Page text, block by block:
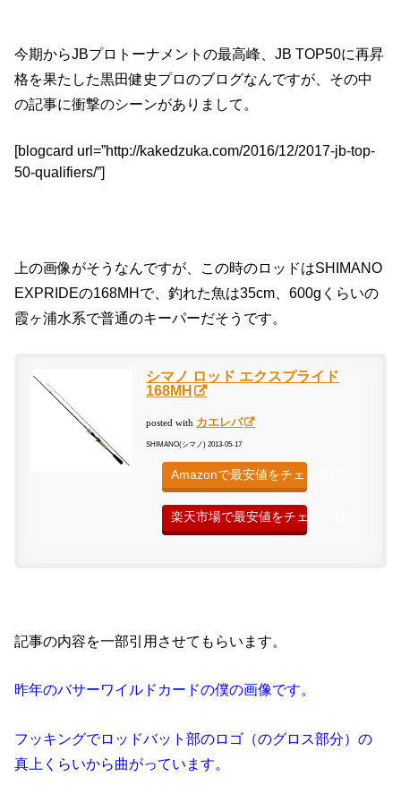
今期からJBプロトーナメントの最高峰、JB TOP50に再昇
格を果たした黒田健史プロのブログなんですが、その中
の記事に衝撃のシーンがありまして。
[blogcard url=”http://kakedzuka.com/2016/12/2017-jb-top-
50-qualifiers/”]
上の画像がそうなんですが、この時のロッドはSHIMANO
EXPRIDEの168MHで、釣れた魚は35cm、600gくらいの
霞ヶ浦水系で普通のキーパーだそうです。
シマノ ロッド エクスプライド
168MH
posted with カエレバ
SHIMANO(シマノ) 2013-05-17
Amazonで最安値をチェック
楽天市場で最安値をチェック
記事の内容を一部引用させてもらいます。
昨年のバサーワイルドカードの僕の画像です。
フッキングでロッドバット部のロゴ（のグロス部分）の
真上くらいから曲がっています。